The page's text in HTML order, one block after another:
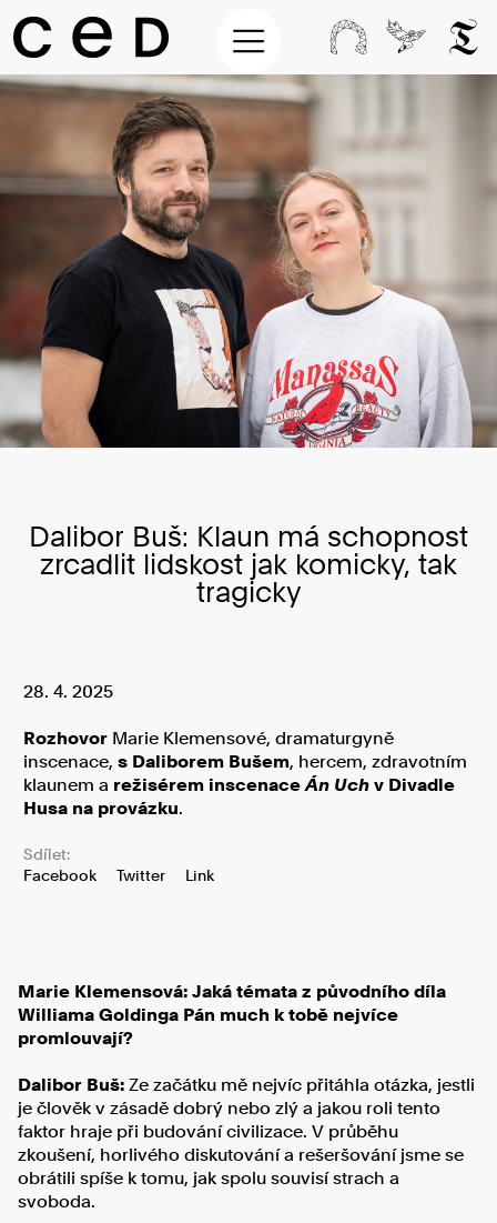
Dalibor Buš: Klaun má schopnost
zrcadlit lidskost jak komicky, tak
tragicky
28. 4. 2025
Rozhovor Marie Klemensové, dramaturgyně
inscenace,s Daliborem Bušem, hercem, zdravotním
klaunem a režisérem inscenaceÁn Uch v Divadle
Husa na provázku.
Sdílet:
Facebook
Twitter Link
Marie Klemensová: Jaká témata z původního díla
Williama Goldinga Pán much k tobě nejvíce
promlouvají?
Dalibor Buš: Ze začátku mě nejvíc přitáhla otázka, jestli
je člověk v zásadě dobrý nebo zlý a jakou roli tento
faktor hraje při budování civilizace. V průběhu
zkoušení, horlivého diskutování a rešeršování jsme se
obrátili spíše k tomu, jak spolu souvisí strach a
svoboda.